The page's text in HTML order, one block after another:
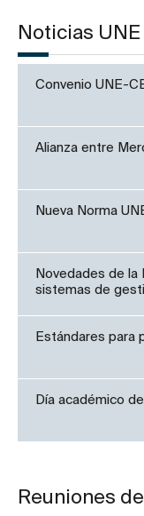
Noticias UNE
Convenio UNE-
Alianza entre
Nueva Norma
Novedades de la
sistemas de
Estándares para
Día académico
Reuniones